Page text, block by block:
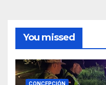
You missed
CONCEPCIÓN